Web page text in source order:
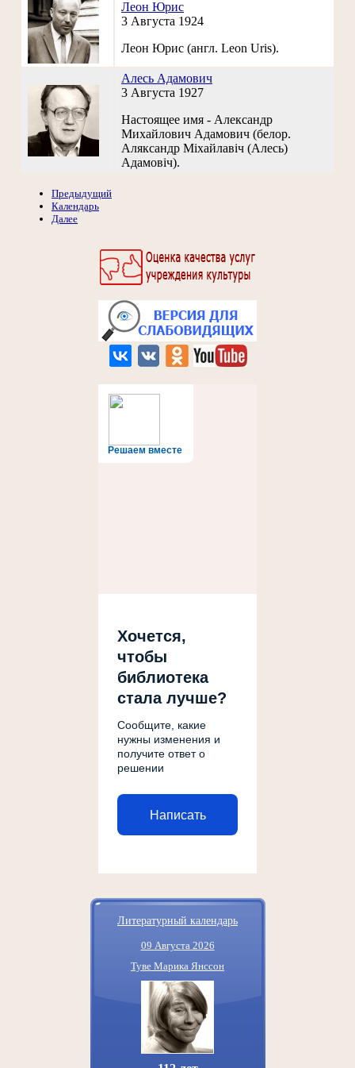
Решаем вместе
Хочется,
чтобы
библиотека
стала лучше?
Сообщите, какие
нужны изменения и
получите ответ о
решении
Написать
Литературный календарь
09 Августа 2026
Туве Марика Янссон
Леон Юрис
3 Августа 1924
Леон Юрис (англ. Leon Uris).
Алесь Адамович
3 Августа 1927
Настоящее имя - Александр
Михайлович Адамович (белор.
Аляксандр Міхайлавіч (Алесь)
Адамовіч).
Предыдущий
Календарь
Далее